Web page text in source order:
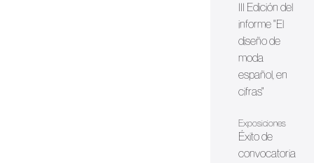
III Edición del
informe "El
diseño de
moda
español, en
cifras"
Exposiciones
Éxito de
convocatoria